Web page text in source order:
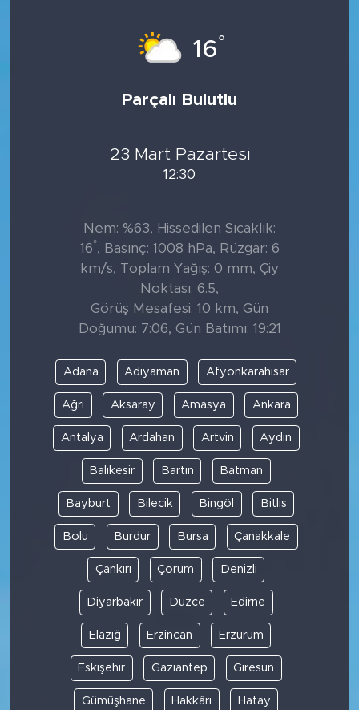
16°
Parçalı Bulutlu
23 Mart Pazartesi
12:30
Nem: %63, Hissedilen Sıcaklık:
16°, Basınç: 1008 hPa, Rüzgar: 6
km/s, Toplam Yağış: 0 mm, Çiy
Noktası: 6.5,
Görüş Mesafesi: 10 km, Gün
Doğumu: 7:06, Gün Batımı: 19:21
Adana Adıyaman Afyonkarahisar
Ağrı Aksaray Amasya Ankara
Antalya Ardahan Artvin Aydın
Balıkesir Bartın Batman
Bayburt Bilecik Bingöl Bitlis
Bolu Burdur Bursa Çanakkale
Çankırı Çorum Denizli
Diyarbakır Düzce Edirne
Elazığ Erzincan Erzurum
Eskişehir Gaziantep Giresun
Gümüşhane Hakkâri Hatay